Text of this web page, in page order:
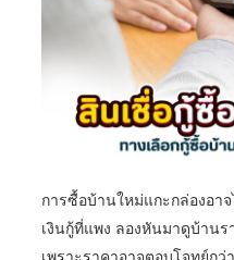
การซื้อบ้านใหม่แกะกล่องอา
เงินกู้ที่แพง ลองหันมาดูบ้าน